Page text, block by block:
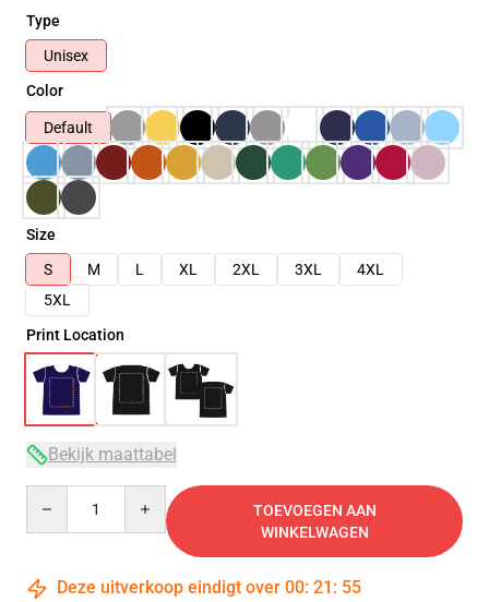
Type
Unisex
Color
Default
Size
S
M L XL 2XL 3XL
4XL
5XL
Print Location
Bekijk maattabel
TOEVOEGEN AAN
WINKELWAGEN
Deze uitverkoop eindigt over 00: 21 : 54